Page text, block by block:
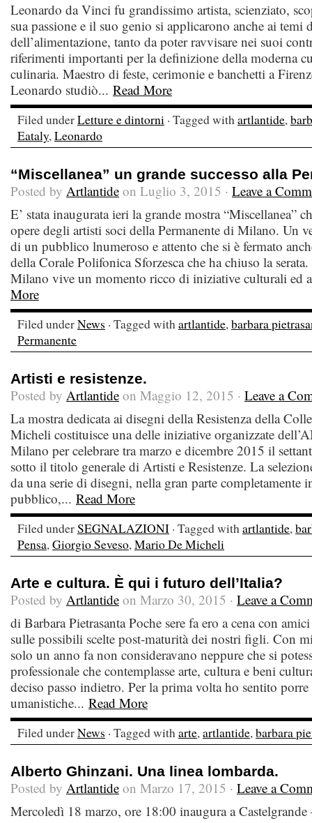
Leonardo da Vinci fu grandissimo artista, scienziato,
sua passione e il suo genio si applicarono anche ai temi
dell’alimentazione, tanto da poter ravvisare nei suoi
riferimenti importanti per la definizione della moderna
culinaria. Maestro di feste, cerimonie e banchetti a
Leonardo studiò... Read More
Filed underLetture e dintorni · Tagged withartlantide,
Eataly,Leonardo
“Miscellanea” un grande successo alla
Posted by Artlantide on Luglio 3, 2015 · Leave a
E’ stata inaugurata ieri la grande mostra “Miscellanea”
opere degli artisti soci della Permanente di Milano. Un
di un pubblico lnumeroso e attento che si è fermato
della Corale Polifonica Sforzesca che ha chiuso la
Milano vive un momento ricco di iniziative culturali ed
More
Filed underNews · Tagged withartlantide,barbara
Permanente
Artisti e resistenze.
Posted by Artlantide on Maggio 12, 2015 · Leave a
La mostra dedicata ai disegni della Resistenza della
Micheli costituisce una delle iniziative organizzate
Milano per celebrare tra marzo e dicembre 2015 il
sotto il titolo generale di Artisti e Resistenze. La
da una serie di disegni, nella gran parte completamente
pubblico,... Read More
Filed underSEGNALAZIONI · Tagged withartlantide,
Pensa,Giorgio Seveso,Mario De Micheli
Arte e cultura. È qui i futuro dell’Italia?
Posted by Artlantide on Marzo 30, 2015 · Leave a
di Barbara Pietrasanta Poche sere fa ero a cena con
sulle possibili scelte post-maturità dei nostri figli. Con
solo un anno fa non consideravano neppure che si
professionale che contemplasse arte, cultura e beni
deciso passo indietro. Per la prima volta ho sentito porre
umanistiche... Read More
Filed underNews · Tagged witharte,artlantide,barbara
Alberto Ghinzani. Una linea lombarda.
Posted by Artlantide on Marzo 17, 2015 · Leave a
Mercoledì 18 marzo, ore 18:00 inaugura a Castelgrande